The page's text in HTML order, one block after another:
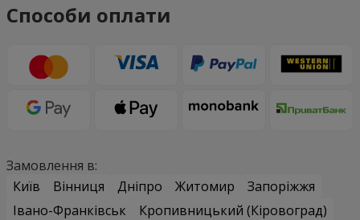
Способи оплати
Замовлення в:
Київ
Вінниця Дніпро Житомир
Запоріжжя
Івано-Франківськ
Кропивницький (Кіровоград)